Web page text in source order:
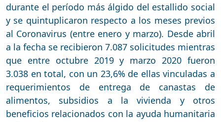
durante el período más álgido del estallido social
y se quintuplicaron respecto a los meses previos
al Coronavirus (entre enero y marzo). Desde abril
a la fecha se recibieron 7.087 solicitudes mientras
que entre octubre 2019 y marzo 2020 fueron
3.038 en total, con un 23,6% de ellas vinculadas a
requerimientos de entrega de canastas de
alimentos, subsidios a la vivienda y otros
beneficios relacionados con la ayuda humanitaria